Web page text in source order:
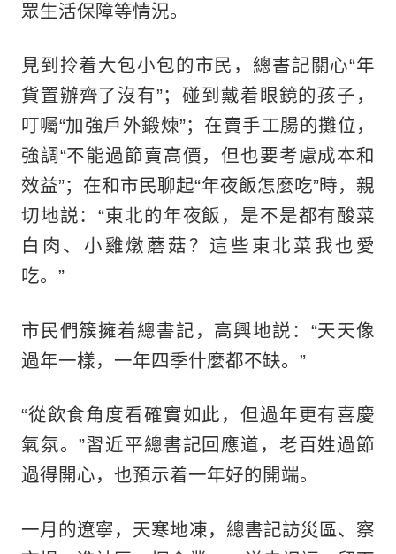
眾生活保障等情況。
見到拎着大包小包的市民，總書記關心“年
貨置辦齊了沒有”；碰到戴着眼鏡的孩子，
叮囑“加強戶外鍛煉”；在賣手工腸的攤位，
強調“不能過節賣高價，但也要考慮成本和
效益”；在和市民聊起“年夜飯怎麼吃”時，親
切地説：“東北的年夜飯，是不是都有酸菜
白肉、小雞燉蘑菇？這些東北菜我也愛
吃。”
市民們簇擁着總書記，高興地説：“天天像
過年一樣，一年四季什麼都不缺。”
“從飲食角度看確實如此，但過年更有喜慶
氣氛。”習近平總書記回應道，老百姓過節
過得開心，也預示着一年好的開端。
一月的遼寧，天寒地凍，總書記訪災區、察